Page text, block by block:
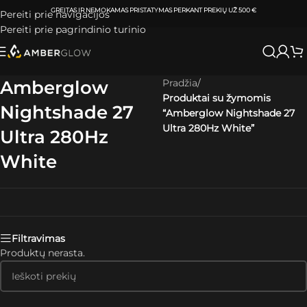
Pereiti prie navigacijos
Pereiti prie pagrindinio turinio
GREITAS IR NEMOKAMAS PRISTATYMASPERKANT PREKIŲ UŽ 500 €
Amberglow
Nightshade 27
Ultra 280Hz
White
Pradžia/
Produktai su žymomis
“Amberglow Nightshade 27
Ultra 280Hz White”
Filtravimas
Produktų nerasta.